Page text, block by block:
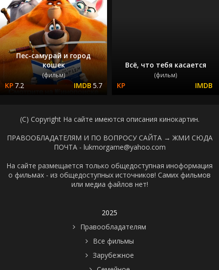
Пес-самурай и город
кошек
(фильм)
7.2 5.7
Всё, что тебя касается
(фильм)
(C) Copyright На сайте имеются описания кинокартин.
ПРАВООБЛАДАТЕЛЯМ И ПО ВОПРОСУ САЙТА → ЖМИ СЮДА
ПОЧТА - lukmorgame@yahoo.com
На сайте размещается только общедоступная иноформация
о фильмах - из общедоступных источников! Самих фильмов
или медиа файлов нет!
2025
Правообладателям
Все фильмы
Зарубежное